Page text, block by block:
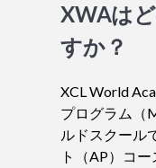
XWAは
すか？
XCL World
プログラム（
ルドスクール
ト（AP）コ